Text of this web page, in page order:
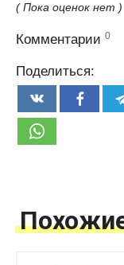
( Пока оценок нет )
Комментарии 0
Поделиться: